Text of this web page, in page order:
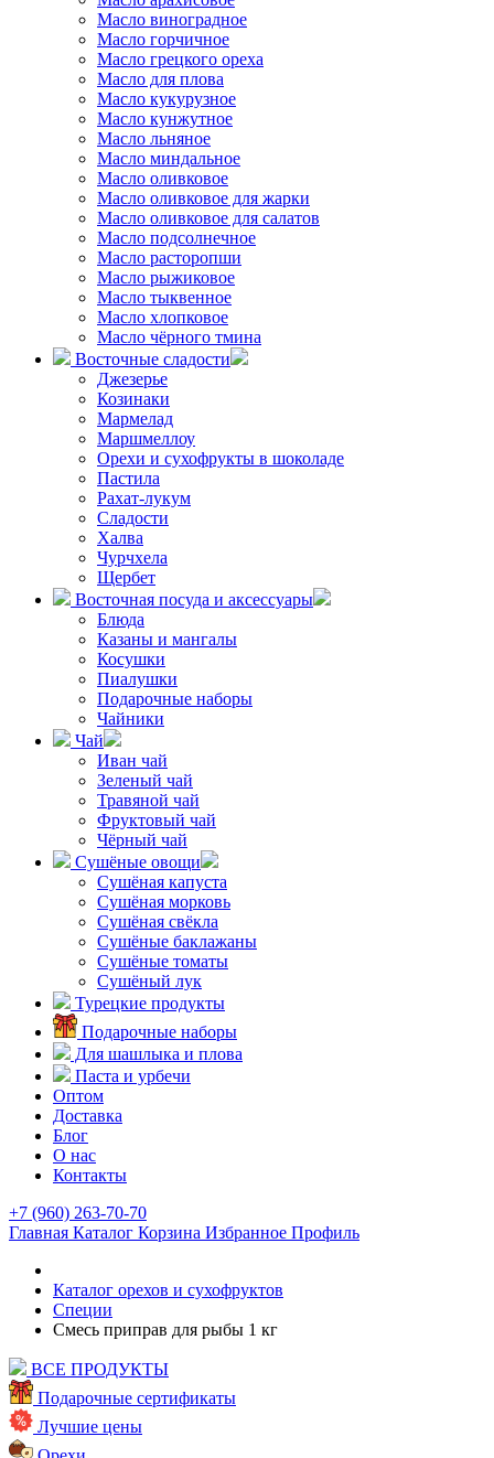
Масло виноградное
Масло горчичное
Масло грецкого ореха
Масло для плова
Масло кукурузное
Масло кунжутное
Масло льняное
Масло миндальное
Масло оливковое
Масло оливковое для жарки
Масло оливковое для салатов
Масло подсолнечное
Масло расторопши
Масло рыжиковое
Масло тыквенное
Масло хлопковое
Масло чёрного тмина
Восточные сладости
Джезерье
Козинаки
Мармелад
Маршмеллоу
Орехи и сухофрукты в шоколаде
Пастила
Рахат-лукум
Сладости
Халва
Чурчхела
Щербет
Восточная посуда и аксессуары
Блюда
Казаны и мангалы
Косушки
Пиалушки
Подарочные наборы
Чайники
Чай
Иван чай
Зеленый чай
Травяной чай
Фруктовый чай
Чёрный чай
Сушёные овощи
Сушёная капуста
Сушёная морковь
Сушёная свёкла
Сушёные баклажаны
Сушёные томаты
Сушёный лук
Турецкие продукты
Подарочные наборы
Для шашлыка и плова
Паста и урбечи
Оптом
Доставка
Блог
О нас
Контакты
+7 (960) 263-70-70
Главная Каталог Корзина Избранное Профиль
Каталог орехов и сухофруктов
Специи
Смесь приправ для рыбы 1 кг
ВСЕ ПРОДУКТЫ
Подарочные сертификаты
Лучшие цены